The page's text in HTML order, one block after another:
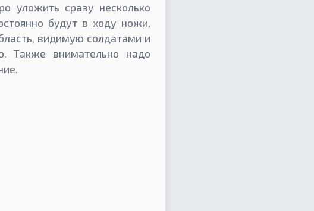
уложить сразу несколько
будут в ходу ножи,
видимую солдатами и
Также внимательно надо